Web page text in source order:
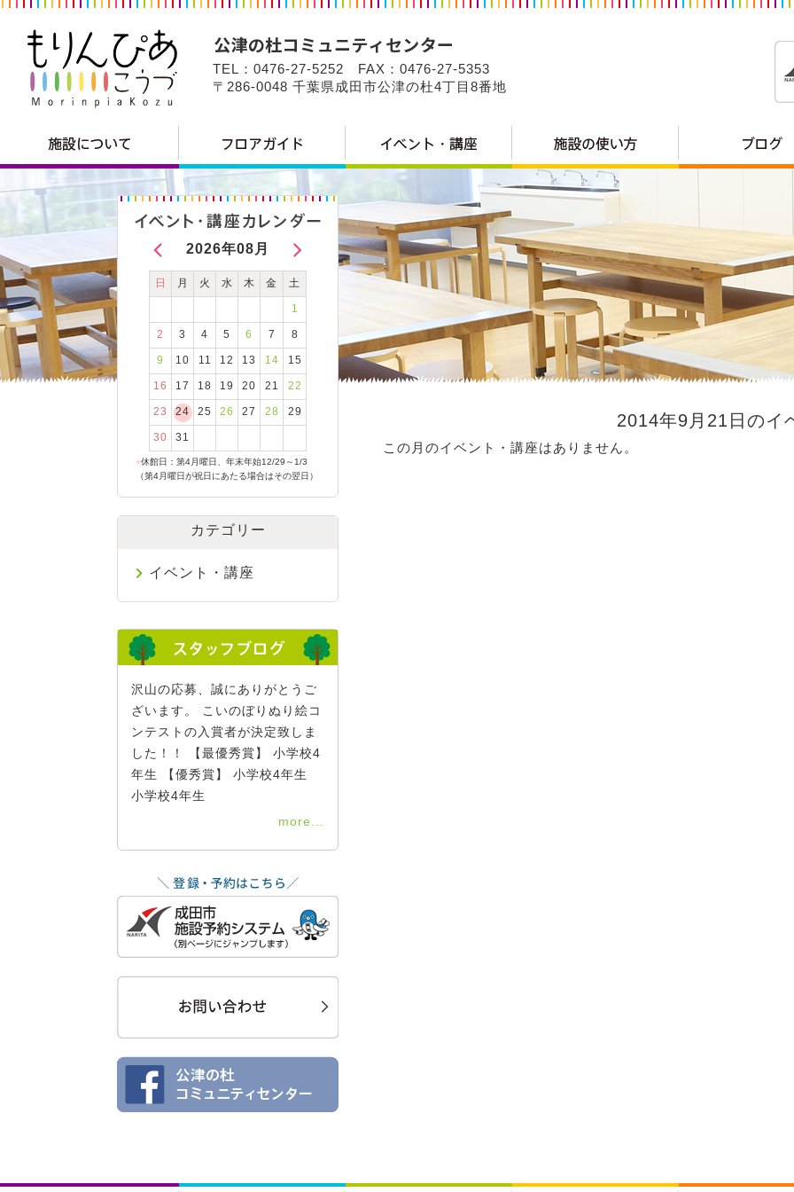
TEL：0476-27-5252 FAX：0476-27-5353
〒286-0048 千葉県成田市公津の杜4丁目8番地
2014年9月21日のイ
この月のイベント・講座はありません。
2026年08月
日 月 火 水 木 金 土
1
2 3 4 5 6 7 8
9 10 11 12 13 14 15
16 17 18 19 20 21 22
23 24 25 26 27 28 29
30 31
●休館日：第4月曜日、年末年始12/29～1/3
（第4月曜日が祝日にあたる場合はその翌日）
カテゴリー
イベント・講座
沢山の応募、誠にありがとうご
ざいます。 こいのぼりぬり絵コ
ンテストの入賞者が決定致しま
した！！ 【最優秀賞】 小学校4
年生 【優秀賞】 小学校4年生
小学校4年生
more...